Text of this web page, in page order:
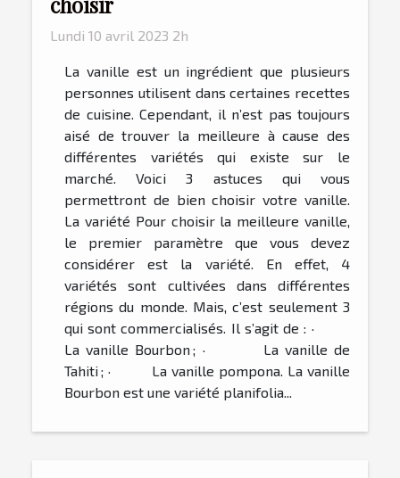
Lundi 10 avril 2023 2h
La vanille est un ingrédient que plusieurs
personnes utilisent dans certaines recettes
de cuisine. Cependant, il n’est pas toujours
aisé de trouver la meilleure à cause des
différentes variétés qui existe sur le
marché. Voici 3 astuces qui vous
permettront de bien choisir votre vanille.
La variété Pour choisir la meilleure vanille,
le premier paramètre que vous devez
considérer est la variété. En effet, 4
variétés sont cultivées dans différentes
régions du monde. Mais, c’est seulement 3
qui sont commercialisés. Il s’agit de : ·
La vanille Bourbon ; · La vanille de
Tahiti ; · La vanille pompona. La vanille
Bourbon est une variété planifolia...